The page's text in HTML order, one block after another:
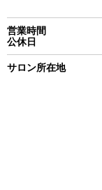
営業時間
公休日
サロン所在地